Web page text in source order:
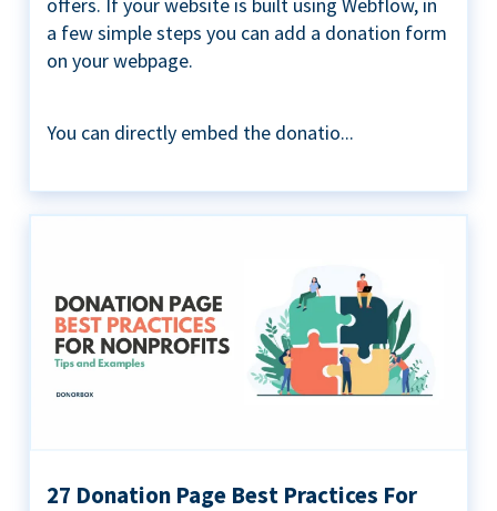
a few simple steps you can add a donation form
on your webpage.
You can directly embed the donatio...
27 Donation Page Best Practices For